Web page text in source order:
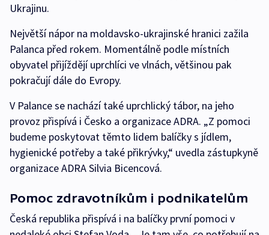
Ukrajinu.
Největší nápor na moldavsko-ukrajinské hranici zažila
Palanca před rokem. Momentálně podle místních
obyvatel přijíždějí uprchlíci ve vlnách, většinou pak
pokračují dále do Evropy.
V Palance se nachází také uprchlický tábor, na jeho
provoz přispívá i Česko a organizace ADRA. „Z pomoci
budeme poskytovat těmto lidem balíčky s jídlem,
hygienické potřeby a také přikrývky,“ uvedla zástupkyně
organizace ADRA Silvia Bicencová.
Pomoc zdravotníkům i podnikatelům
Česká republika přispívá i na balíčky první pomoci v